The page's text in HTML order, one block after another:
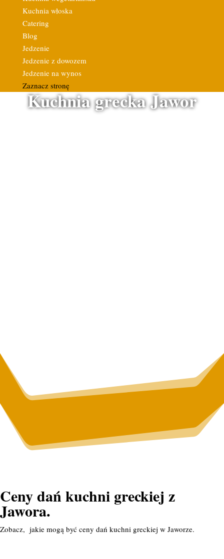
Kuchnia włoska
Catering
Blog
Jedzenie
Jedzenie z dowozem
Jedzenie na wynos
Zaznacz stronę
Kuchnia grecka Jawor
Ceny dań kuchni greckiej z
Jawora.
Zobacz, jakie mogą być ceny dań kuchni greckiej w Jaworze.